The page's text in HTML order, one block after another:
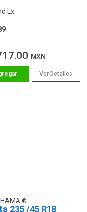
Lx
MXN
Ver Detalles
235 /45 R18